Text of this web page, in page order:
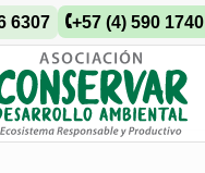
+57 (4) 590 1740
6307